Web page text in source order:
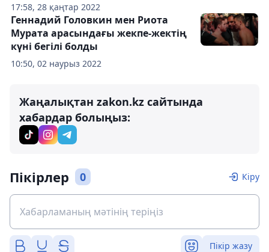
17:58, 28 қаңтар 2022
10:50, 02 наурыз 2022
Геннадий Головкин мен Риота
Мурата арасындағы жекпе-жектің
күні бегілі болды
Жаңалықтан zakon.kz сайтында
хабардар болыңыз:
Пікірлер 0 Кіру
Пікір жазу